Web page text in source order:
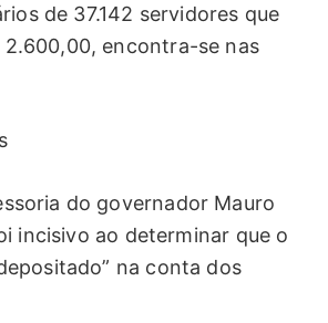
de 37.142 servidores que
2.600,00, encontra-se nas
do governador Mauro
incisivo ao determinar que o
na conta dos